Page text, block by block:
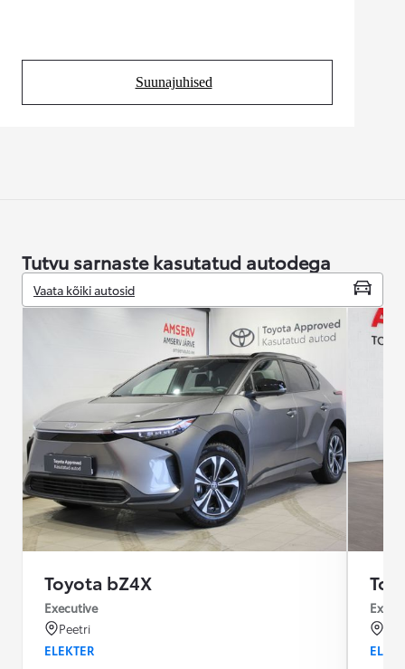
Suunajuhised
(Opens in new tab)
Tutvu sarnaste kasutatud autodega
Vaata kõiki autosid
Toyota bZ4X
Executive
Peetri
ELEKTER